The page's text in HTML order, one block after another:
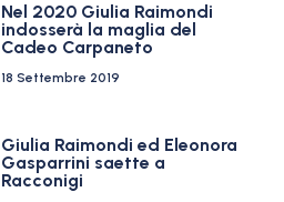
Nel 2020 Giulia Raimondi
indosserà la maglia del
Cadeo Carpaneto
18 Settembre 2019
Giulia Raimondi ed Eleonora
Gasparrini saette a
Racconigi